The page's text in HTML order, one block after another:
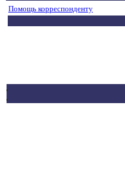
Помощь корреспонденту